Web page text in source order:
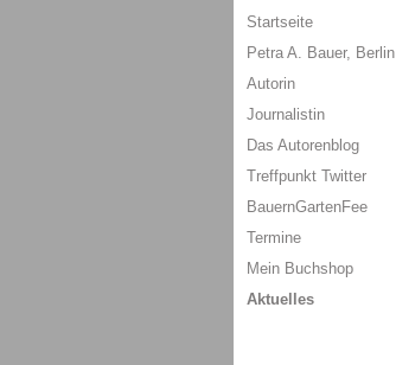
Startseite
Petra A. Bauer, Berlin
Autorin
Journalistin
Das Autorenblog
Treffpunkt Twitter
BauernGartenFee
Termine
Mein Buchshop
Aktuelles